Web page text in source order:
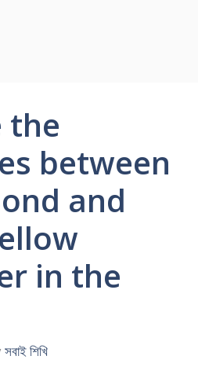
the
between
and
in the
সবাই শিখি